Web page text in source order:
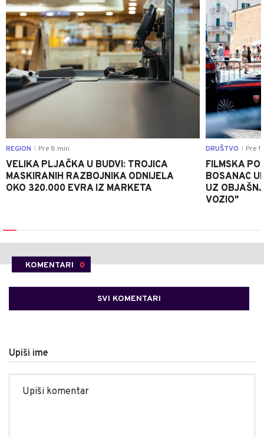
REGION Pre 8 min
VELIKA PLJAČKA U BUDVI: TROJICA
MASKIRANIH RAZBOJNIKA ODNIJELA
OKO 320.000 EVRA IZ MARKETA
DRUŠTVO Pre
FILMSKA
BOSANAC
UZ
VOZIO"
KOMENTARI 0
SVI KOMENTARI
Upiši ime